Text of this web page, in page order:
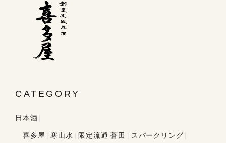
CATEGORY
日本酒
喜多屋 寒山水 限定流通 蒼田 スパークリング